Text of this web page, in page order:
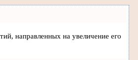
направленных на увеличение его